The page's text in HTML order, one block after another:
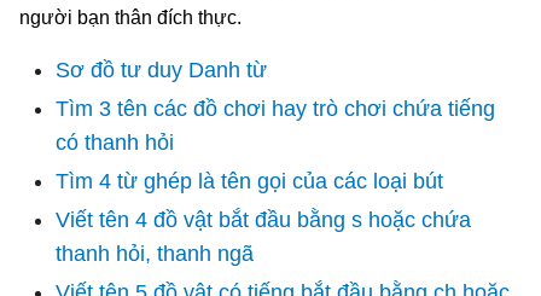
người bạn thân đích thực.
Sơ đồ tư duy Danh từ
Tìm 3 tên các đồ chơi hay trò chơi chứa tiếng
có thanh hỏi
Tìm 4 từ ghép là tên gọi của các loại bút
Viết tên 4 đồ vật bắt đầu bằng s hoặc chứa
thanh hỏi, thanh ngã